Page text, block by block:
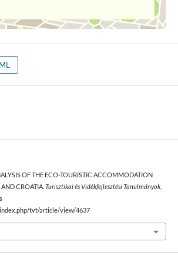
OF THE ECO-TOURISTIC ACCOMMODATION
CROATIA.Turisztikai és Vidékfejlesztési Tanulmányok,
tvt/article/view/4637